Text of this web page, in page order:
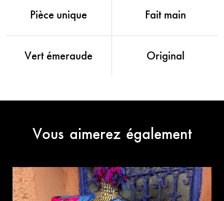
Pièce unique Fait main
Vert émeraude Original
Vous aimerez également